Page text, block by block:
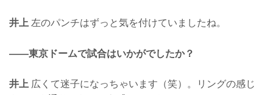
井上 左のパンチはずっと気を付けていましたね。
——東京ドームで試合はいかがでしたか？
井上 広くて迷子になっちゃいます（笑）。リングの感じ